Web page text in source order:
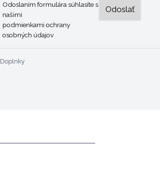
Odoslaním formulára súhlasíte s
našimi
podmienkami ochrany
osobných údajov
Doplnky